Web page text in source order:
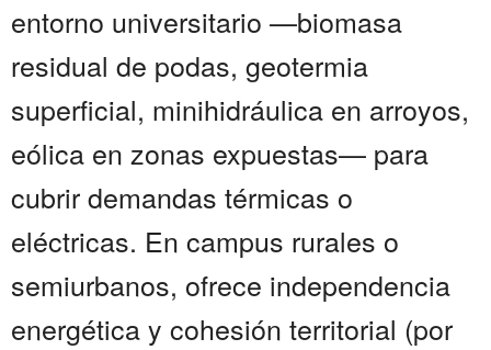
entorno universitario —biomasa
residual de podas, geotermia
superficial, minihidráulica en arroyos,
eólica en zonas expuestas— para
cubrir demandas térmicas o
eléctricas. En campus rurales o
semiurbanos, ofrece independencia
energética y cohesión territorial (por